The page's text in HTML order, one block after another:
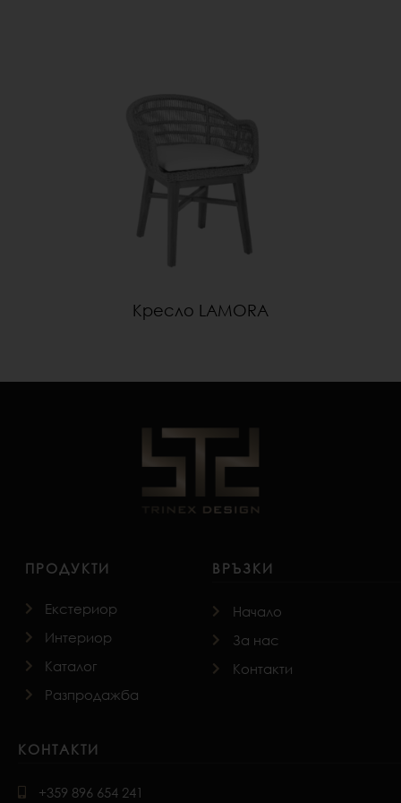
Кресло LAMORA
ПРОДУКТИ
Екстериор
Интериор
Каталог
Разпродажба
ВРЪЗКИ
Начало
За нас
Контакти
КОНТАКТИ
+359 896 654 241